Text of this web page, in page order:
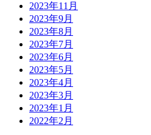
2023年11月
2023年9月
2023年8月
2023年7月
2023年6月
2023年5月
2023年4月
2023年3月
2023年1月
2022年2月